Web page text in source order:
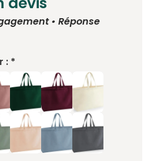
• Réponse
: *